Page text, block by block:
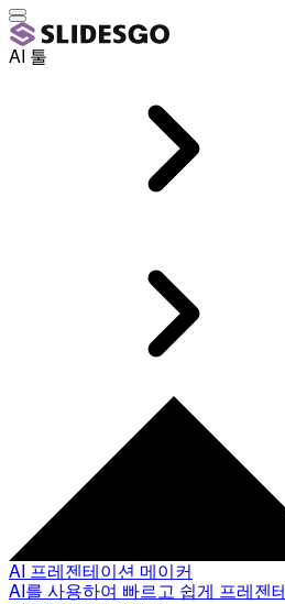
AI 툴
AI 프레젠테이션 메이커
AI를 사용하여 빠르고 쉽게 프레젠